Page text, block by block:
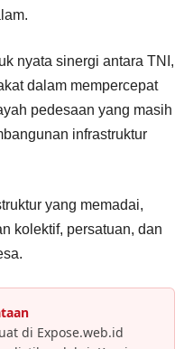
nyata sinergi antara TNI,
dalam mempercepat
pedesaan yang masih
infrastruktur
yang memadai,
kolektif, persatuan, dan
di Expose.web.id